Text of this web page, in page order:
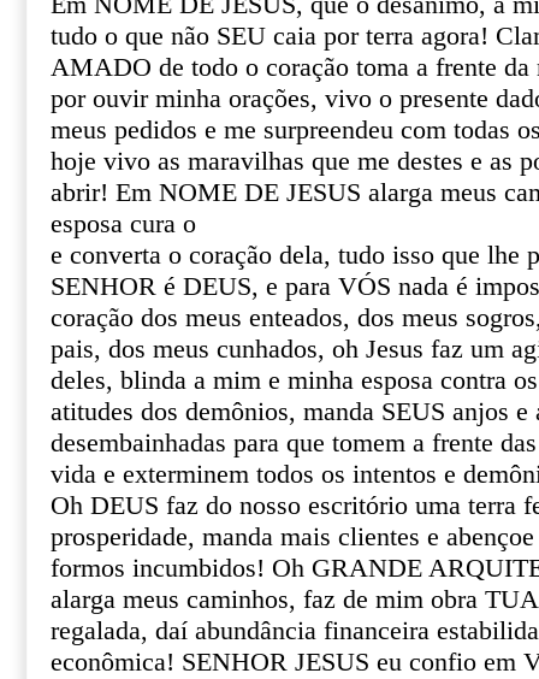
tudo o que não SEU caia por terra agora!
AMADO de todo o coração toma a frente
por ouvir minha orações, vivo o presente
meus pedidos e me surpreendeu com todas
hoje vivo as maravilhas que me destes e as
abrir! Em NOME DE JESUS alarga meus
esposa cura o
e converta o coração dela, tudo isso que lhe
SENHOR é DEUS, e para VÓS nada é
coração dos meus enteados, dos meus
pais, dos meus cunhados, oh Jesus faz um
deles, blinda a mim e minha esposa contra
atitudes dos demônios, manda SEUS anjos e
desembainhadas para que tomem a frente
vida e exterminem todos os intentos e
Oh DEUS faz do nosso escritório uma terra
prosperidade, manda mais clientes e
formos incumbidos! Oh GRANDE
alarga meus caminhos, faz de mim obra
regalada, daí abundância financeira
econômica! SENHOR JESUS eu confio em